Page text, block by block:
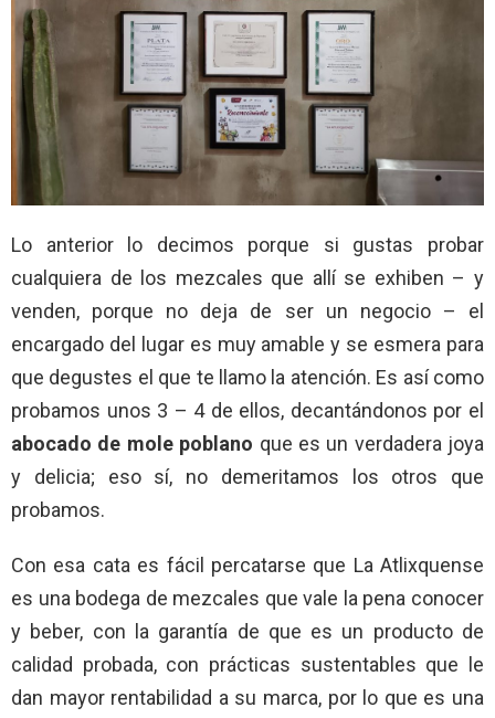
Lo anterior lo decimos porque si gustas probar
cualquiera de los mezcales que allí se exhiben – y
venden, porque no deja de ser un negocio – el
encargado del lugar es muy amable y se esmera para
que degustes el que te llamo la atención. Es así como
probamos unos 3 – 4 de ellos, decantándonos por el
abocado de mole poblano que es un verdadera joya
y delicia; eso sí, no demeritamos los otros que
probamos.
Con esa cata es fácil percatarse que La Atlixquense
es una bodega de mezcales que vale la pena conocer
y beber, con la garantía de que es un producto de
calidad probada, con prácticas sustentables que le
dan mayor rentabilidad a su marca, por lo que es una